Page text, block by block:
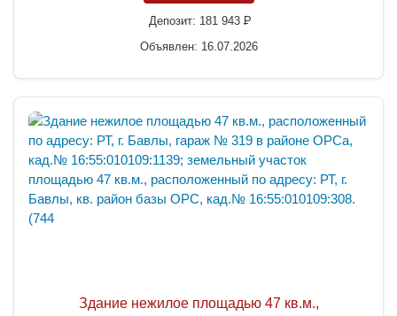
Депозит: 181 943 P
Объявлен: 16.07.2026
Здание нежилое площадью 47 кв.м.,